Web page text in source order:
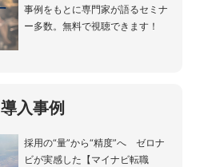
事例をもとに専門家が語るセミナ
ー多数。無料で視聴できます！
導入事例
採用の“量”から“精度”へ ゼロナ
ビが実感した【マイナビ転職